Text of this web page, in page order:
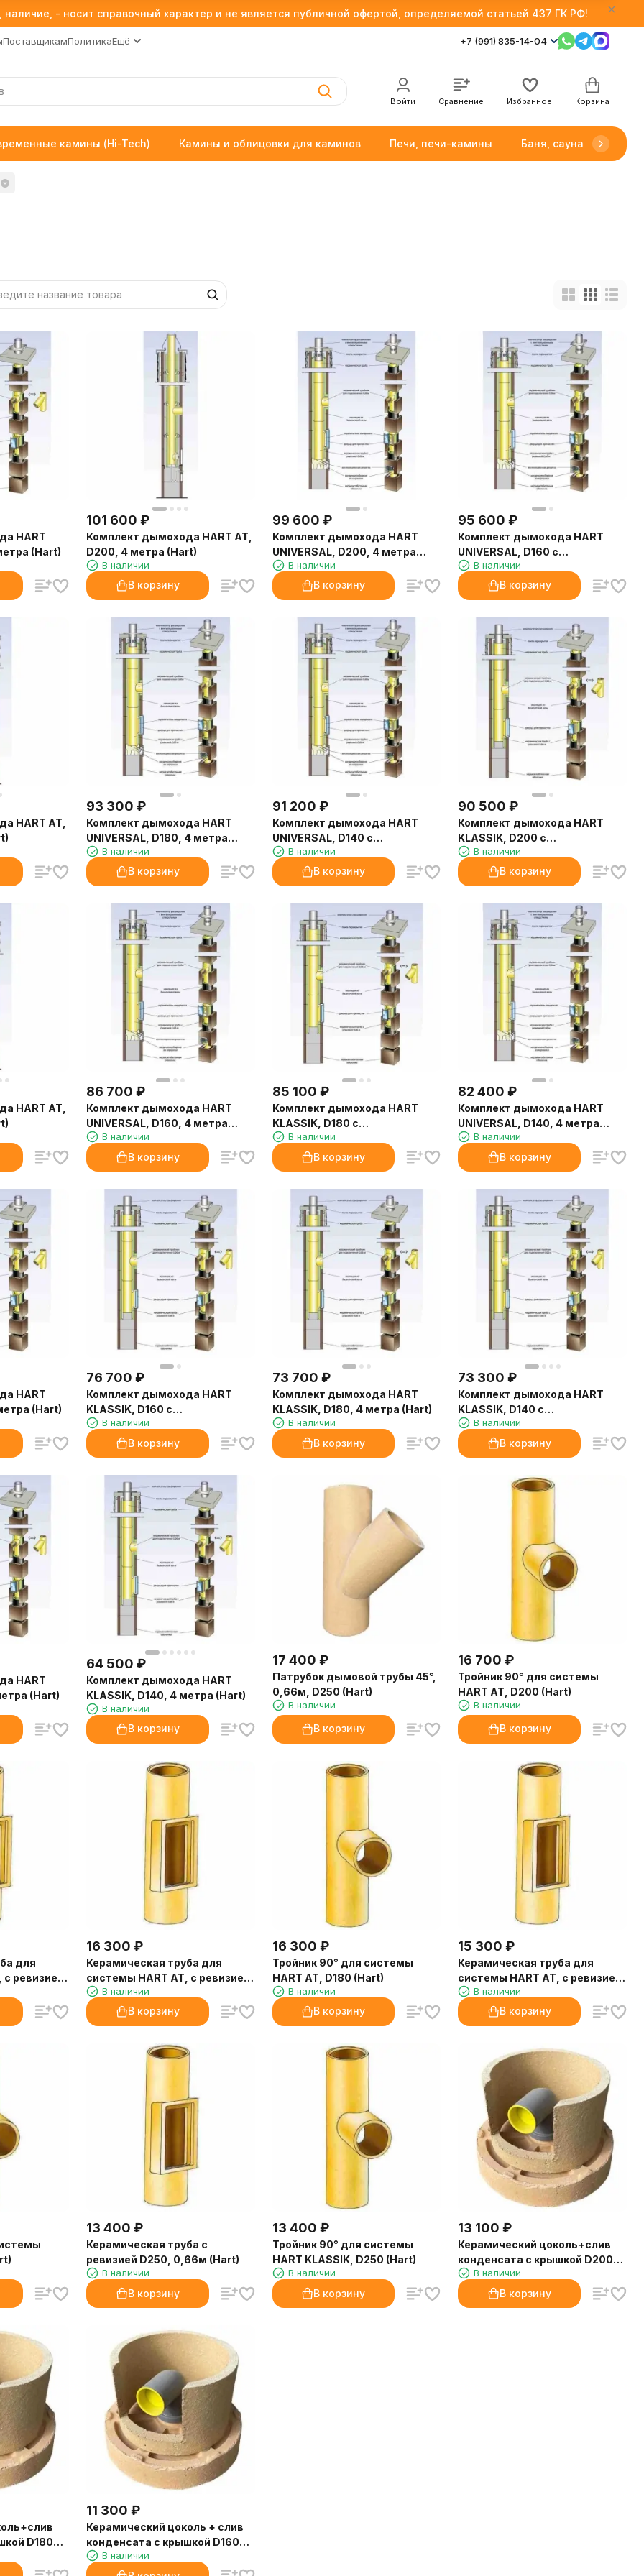
- носит справочный характер и не является публичной офертой, определяемой статьей 437 ГК РФ!
ПоставщикамПолитикаЕщё +7 (991) 835-14-04
Войти Сравнение Избранное Корзина
камины (Hi-Tech) Камины и облицовки для каминов Печи, печи-камины Баня, сауна
HART
(Hart)
101 600 ₽
Комплект дымохода HART AT,
D200, 4 метра (Hart)
В наличии
В корзину
99 600 ₽
Комплект дымохода HART
UNIVERSAL, D200, 4 метра
(Hart)В наличии
В корзину
95 600 ₽
Комплект дымохода HART
UNIVERSAL, D160 с
вентиляционным каналом, 4
метра (Hart)
В наличии
В корзину
HART AT,
93 300 ₽
Комплект дымохода HART
UNIVERSAL, D180, 4 метра
(Hart)В наличии
В корзину
91 200 ₽
Комплект дымохода HART
UNIVERSAL, D140 с
вентиляционным каналом, 4
метра (Hart)
В наличии
В корзину
90 500 ₽
Комплект дымохода HART
KLASSIK, D200 с
вентиляционным каналом, 4
метра (Hart)
В наличии
В корзину
HART AT,
86 700 ₽
Комплект дымохода HART
UNIVERSAL, D160, 4 метра
(Hart)В наличии
В корзину
85 100 ₽
Комплект дымохода HART
KLASSIK, D180 с
вентиляционным каналом, 4
метра (Hart)
В наличии
В корзину
82 400 ₽
Комплект дымохода HART
UNIVERSAL, D140, 4 метра
(Hart)В наличии
В корзину
HART
(Hart)
76 700 ₽
Комплект дымохода HART
KLASSIK, D160 с
вентиляционным каналом, 4
метра (Hart)
В наличии
В корзину
73 700 ₽
Комплект дымохода HART
KLASSIK, D180, 4 метра (Hart)
В наличии
В корзину
73 300 ₽
Комплект дымохода HART
KLASSIK, D140 с
вентиляционным каналом, 4
метра (Hart)
В наличии
В корзину
HART
(Hart)
64 500 ₽
Комплект дымохода HART
KLASSIK, D140, 4 метра (Hart)
В наличии
В корзину
17 400 ₽
Патрубок дымовой трубы 45°,
0,66м, D250 (Hart)
В наличии
В корзину
16 700 ₽
Тройник 90° для системы
HART AT, D200 (Hart)
В наличии
В корзину
для
с ревизией,
16 300 ₽
Керамическая труба для
системы HART AT, с ревизией,
D180 (Hart)
В наличии
В корзину
16 300 ₽
Тройник 90° для системы
HART AT, D180 (Hart)
В наличии
В корзину
15 300 ₽
Керамическая труба для
системы HART AT, с ревизией,
D160 (Hart)
В наличии
В корзину
13 400 ₽
Керамическая труба с
ревизией D250, 0,66м (Hart)
В наличии
В корзину
13 400 ₽
Тройник 90° для системы
HART KLASSIK, D250 (Hart)
В наличии
В корзину
13 100 ₽
Керамический цоколь+слив
конденсата с крышкой D200
(Hart)В наличии
В корзину
D180
11 300 ₽
Керамический цоколь + слив
конденсата с крышкой D160
(Hart)В наличии